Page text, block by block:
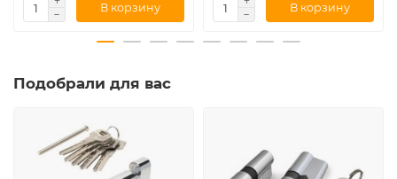
В корзину В корзину
Подобрали для вас